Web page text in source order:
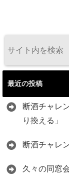
最近の投稿
断酒チャレ
り換える」
断酒チャレ
久々の同窓